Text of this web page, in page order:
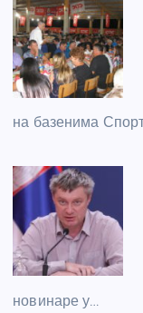
на базенима
новинаре у…